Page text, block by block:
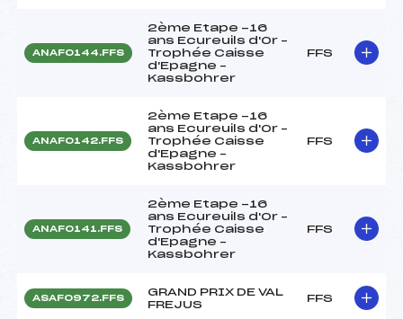
ANAF0144.FFS
2ème Etape -16
ans Ecureuils d'Or –
Trophée Caisse
d'Epagne –
Kassbohrer
FFS
ANAF0142.FFS
2ème Etape -16
ans Ecureuils d'Or –
Trophée Caisse
d'Epagne –
Kassbohrer
FFS
ANAF0141.FFS
2ème Etape -16
ans Ecureuils d'Or –
Trophée Caisse
d'Epagne –
Kassbohrer
FFS
ASAF0972.FFS
GRAND PRIX DE VAL
FREJUS
FFS